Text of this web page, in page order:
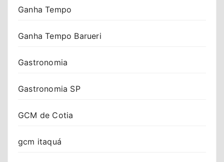
Ganha Tempo
Ganha Tempo Barueri
Gastronomia
Gastronomia SP
GCM de Cotia
gcm itaquá